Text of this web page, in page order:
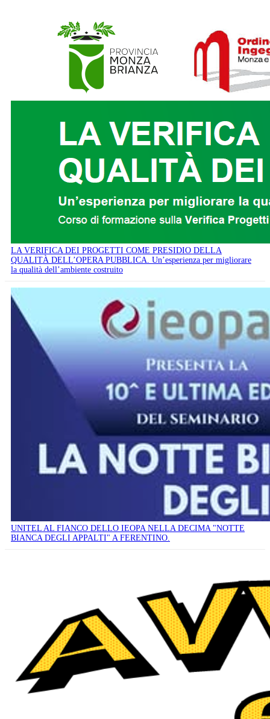
LA VERIFICA DEI PROGETTI COME PRESIDIO DELLA
QUALITÀ DELL’OPERA PUBBLICA. Un’esperienza per migliorare
la qualità dell’ambiente costruito
UNITEL AL FIANCO DELLO IEOPA NELLA DECIMA "NOTTE
BIANCA DEGLI APPALTI" A FERENTINO.